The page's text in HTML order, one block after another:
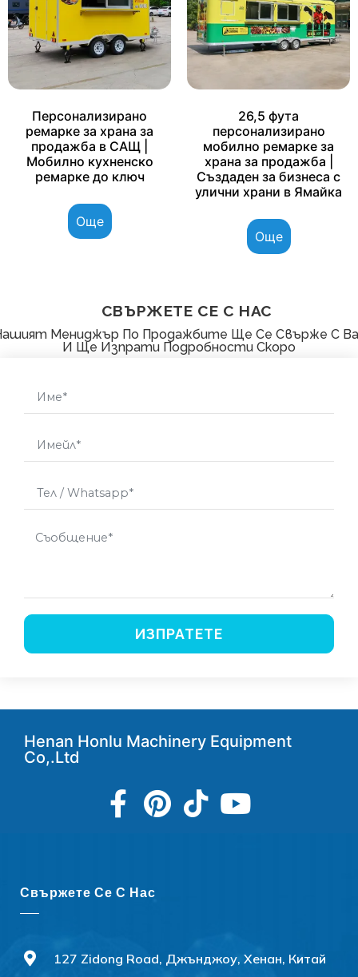
Персонализирано
ремарке за храна за
продажба в САЩ |
Мобилно кухненско
ремарке до ключ
Още
26,5 фута
персонализирано
мобилно ремарке за
храна за продажба |
Създаден за бизнеса с
улични храни в Ямайка
Още
СВЪРЖЕТЕ СЕ С НАС
Мениджър По Продажбите Ще Се Свърже С
И Ще Изпрати Подробности Скоро
ИЗПРАТЕТЕ
Henan Honlu Machinery Equipment
Co,.Ltd
Свържете Се С Нас
127 Zidong Road, Джънджоу, Хенан, Китай